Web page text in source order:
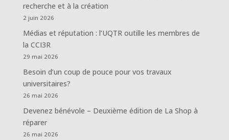
recherche et à la création
2 juin 2026
Médias et réputation : l’UQTR outille les membres de
la CCI3R
29 mai 2026
Besoin d’un coup de pouce pour vos travaux
universitaires?
26 mai 2026
Devenez bénévole – Deuxième édition de La Shop à
réparer
26 mai 2026